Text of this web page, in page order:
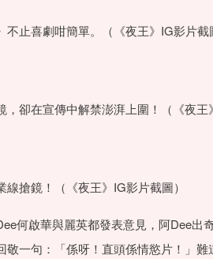
止喜劇咁簡單。（《夜王》IG影片截
卻在宣傳中解禁澎湃上圍！（《夜王
搶鏡！（《夜王》IG影片截圖）
何啟華與麗英都發表意見，阿Dee
敬一句：「係呀！直頭係情慾片！」